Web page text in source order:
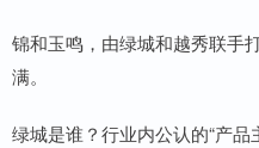
锦和玉鸣，由绿城和越秀联手
满。
绿城是谁？行业内公认的“产